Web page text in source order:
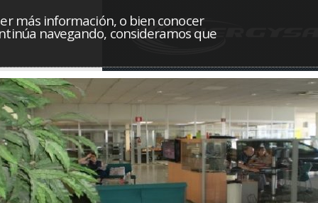
más información, o bien conocer
navegando, consideramos que